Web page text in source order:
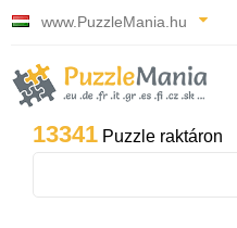
www.PuzzleMania.hu
13341 Puzzle raktáron